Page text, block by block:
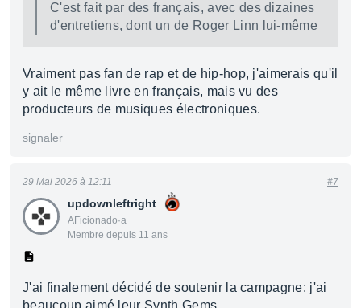
C'est fait par des français, avec des dizaines
d'entretiens, dont un de Roger Linn lui-même
Vraiment pas fan de rap et de hip-hop, j'aimerais qu'il
y ait le même livre en français, mais vu des
producteurs de musiques électroniques.
signaler
updownleftright
AFicionado·a
Membre depuis 11 ans
29 Mai 2026 à 12:11 #7
J'ai finalement décidé de soutenir la campagne: j'ai
beaucoup aimé leur Synth Gems.